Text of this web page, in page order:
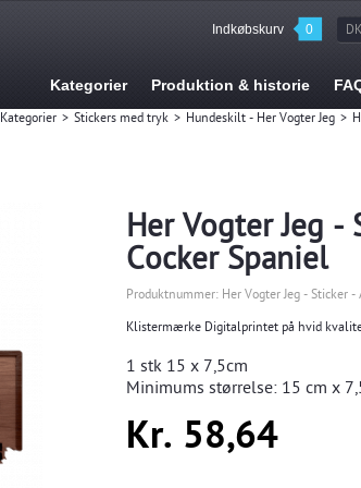
Indkøbskurv 0
Kategorier Produktion & historie
Kategorier > Stickers med tryk > Hundeskilt - Her Vogter Jeg >
Her Vogter Jeg -
Cocker Spaniel
Produktnummer: Her Vogter Jeg - Sticker
Klistermærke Digitalprintet på hvid
1 stk 15 x 7,5cm
Minimums størrelse: 15 cm x
Kr. 58,64